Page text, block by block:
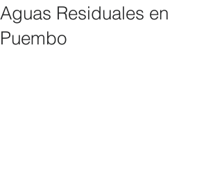
Aguas Residuales en
Puembo